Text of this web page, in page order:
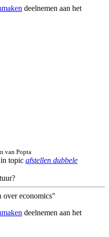
deelnemen aan het
van Popta
in topic afstellen dubbele
over economics"
deelnemen aan het